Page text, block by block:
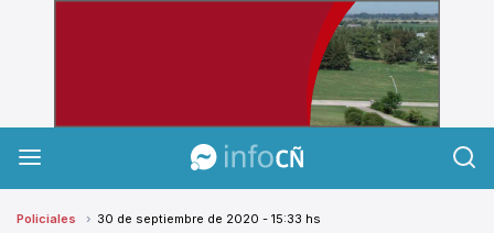
InfoCañuelas
Policiales 30 de septiembre de 2020 - 15:33 hs